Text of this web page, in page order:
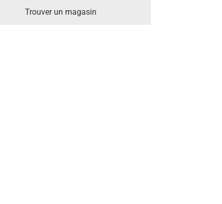
Trouver un magasin